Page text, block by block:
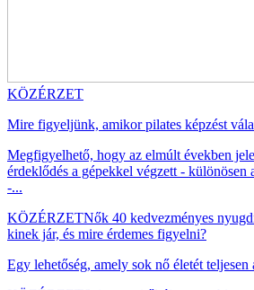
KÖZÉRZET
Mire figyeljünk, amikor pilates képzést
Megfigyelhető, hogy az elmúlt években
érdeklődés a gépekkel végzett - különösen
-...
KÖZÉRZETNők 40 kedvezményes
kinek jár, és mire érdemes figyelni?
Egy lehetőség, amely sok nő életét teljesen